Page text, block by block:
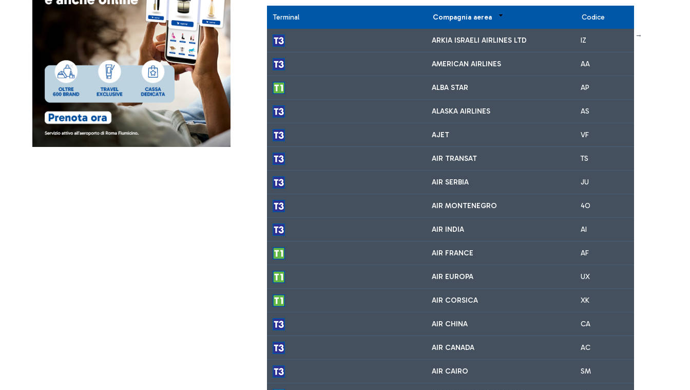
Ultimo →
Terminal Compagnia aerea Codice
ARKIA ISRAELI AIRLINES LTD IZ
AMERICAN AIRLINES AA
ALBA STAR AP
ALASKA AIRLINES AS
AJET VF
AIR TRANSAT TS
AIR SERBIA JU
AIR MONTENEGRO 4O
AIR INDIA AI
AIR FRANCE AF
AIR EUROPA UX
AIR CORSICA XK
AIR CHINA CA
AIR CANADA AC
AIR CAIRO SM